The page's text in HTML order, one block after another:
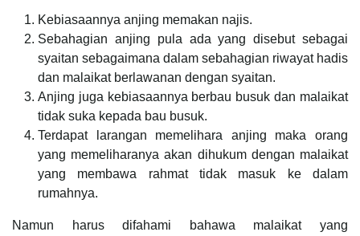
Kebiasaannya anjing memakan najis.
Sebahagian anjing pula ada yang disebut sebagai
syaitan sebagaimana dalam sebahagian riwayat hadis
dan malaikat berlawanan dengan syaitan.
Anjing juga kebiasaannya berbau busuk dan malaikat
tidak suka kepada bau busuk.
Terdapat larangan memelihara anjing maka orang
yang memeliharanya akan dihukum dengan malaikat
yang membawa rahmat tidak masuk ke dalam
rumahnya.
Namun harus difahami bahawa malaikat yang